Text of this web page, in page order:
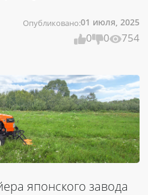
Опубликовано:01 июля, 2025
0 0 754
японского завода